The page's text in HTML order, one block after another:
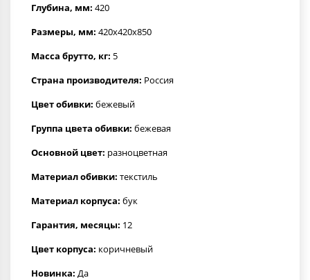
Глубина, мм: 420
Размеры, мм: 420x420x850
Масса брутто, кг: 5
Страна производителя: Россия
Цвет обивки: бежевый
Группа цвета обивки: бежевая
Основной цвет: разноцветная
Материал обивки: текстиль
Материал корпуса: бук
Гарантия, месяцы: 12
Цвет корпуса: коричневый
Новинка: Да